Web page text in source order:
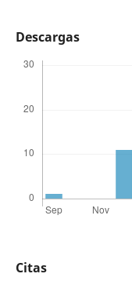
Descargas
Citas